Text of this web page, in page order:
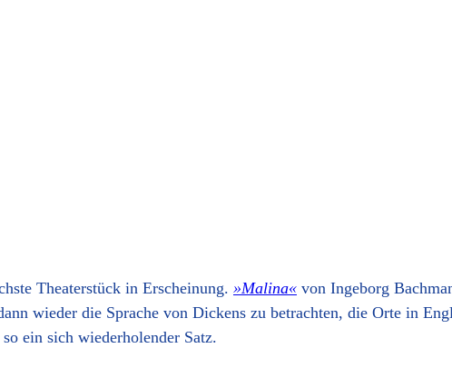
Theaterstück in Erscheinung. »Malina« von Ingeborg
wieder die Sprache von Dickens zu betrachten, die Orte in
ein sich wiederholender Satz.